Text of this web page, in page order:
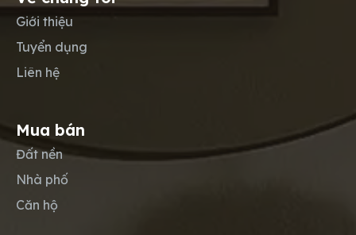
Giới thiệu
Tuyển dụng
Liên hệ
Mua bán
Đất nền
Nhà phố
Căn hộ